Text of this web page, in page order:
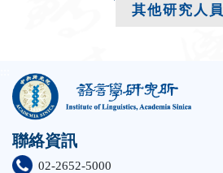
其他研究人員
聯絡資訊
02-2652-5000